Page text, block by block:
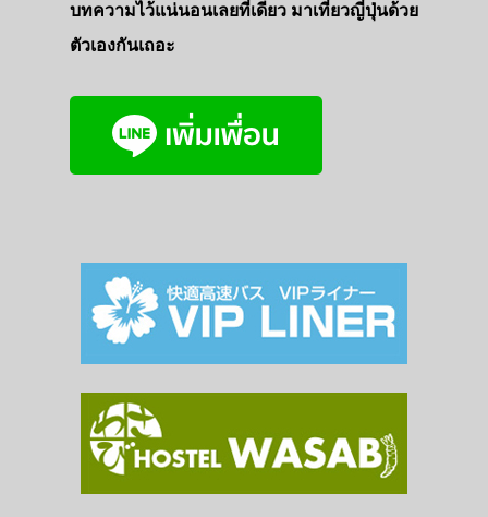
บทความไว้แน่นอนเลยที่เดียว มาเที่ยวญี่ปุ่นด้วย
ตัวเองกันเถอะ